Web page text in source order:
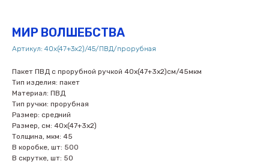
МИР ВОЛШЕБСТВА
Артикул: 40х(47+3х2)/45/ПВД/прорубная
Пакет ПВД с прорубной ручкой 40х(47+3х2)см/45мкм
Тип изделия: пакет
Материал: ПВД
Тип ручки: прорубная
Размер: средний
Размер, см: 40х(47+3х2)
Толщина, мкм: 45
В коробке, шт: 500
В скрутке, шт: 50